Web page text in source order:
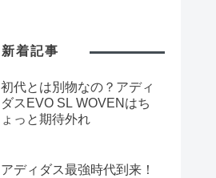
新着記事
初代とは別物なの？アディ
ダスEVO SL WOVENはち
ょっと期待外れ
アディダス最強時代到来！